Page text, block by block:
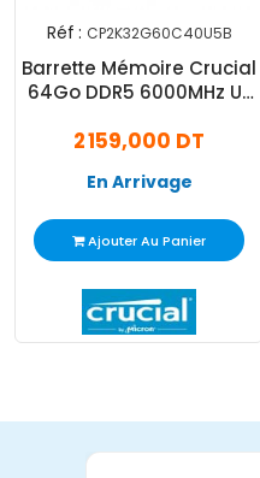
Réf : CP2K32G60C40U5B
Barrette Mémoire Crucial
64Go DDR5 6000MHz U-
2 159,000 DT
En Arrivage
Ajouter Au Panier